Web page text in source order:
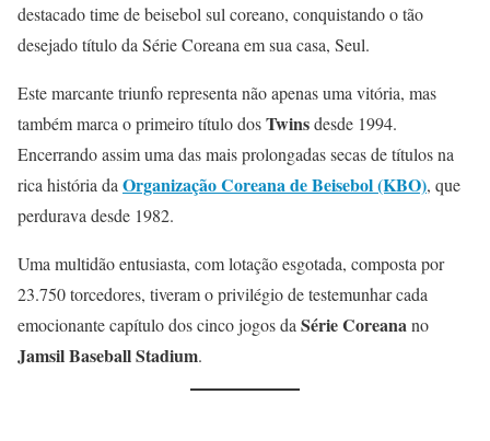
destacado time de beisebol sul coreano, conquistando o tão
desejado título da Série Coreana em sua casa, Seul.
Este marcante triunfo representa não apenas uma vitória, mas
também marca o primeiro título dosTwinsdesde 1994.
Encerrando assim uma das mais prolongadas secas de títulos na
rica história da Organização Coreana de Beisebol (KBO), que
perdurava desde 1982.
Uma multidão entusiasta, com lotação esgotada, composta por
23.750 torcedores, tiveram o privilégio de testemunhar cada
emocionante capítulo dos cinco jogos da Série Coreanano
Jamsil Baseball Stadium.